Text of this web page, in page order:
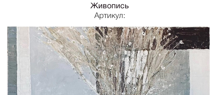
Живопись
Артикул: